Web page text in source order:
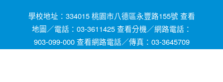
學校地址：334015 桃園市八德區永豐路155號 查看
地圖／電話：03-3611425 查看分機／網路電話：
903-099-000 查看網路電話／傳真：03-3645709